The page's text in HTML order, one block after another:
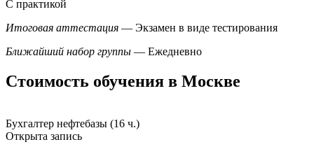
С практикой
Итоговая аттестация — Экзамен в виде тестирования
Ближайший набор группы — Ежедневно
Стоимость обучения в Москве
Бухгалтер нефтебазы (16 ч.)
Открыта запись